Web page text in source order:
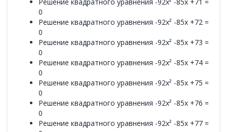
0
Решение квадратного уравнения -92x² -85x +72 =
0
Решение квадратного уравнения -92x² -85x +73 =
0
Решение квадратного уравнения -92x² -85x +74 =
0
Решение квадратного уравнения -92x² -85x +75 =
0
Решение квадратного уравнения -92x² -85x +76 =
0
Решение квадратного уравнения -92x² -85x +77 =